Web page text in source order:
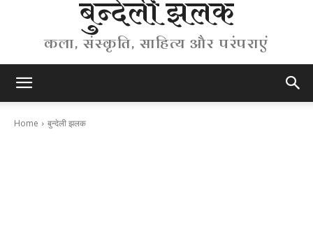
बुन्देली झलक
कला, संस्कृति, साहित्य और परंपराएं
Home बुन्देली झलक